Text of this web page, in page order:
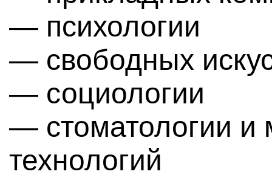
— психологии
— свободных
— социологии
— стоматологии и
технологий